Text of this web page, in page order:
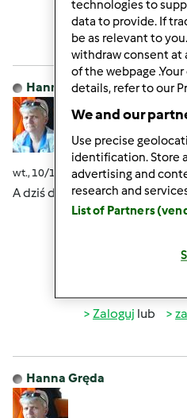
Zalogujlub
Hanna Gręda
wt., 10/13/2015 - 18:11
A dziś deszczowo Was witam
Zaloguj lub
Hanna Gręda
technologies to
data to provide. If
be as relevant to
withdraw consent at
of the webpage
details, refer to our
We and our
Use precise
identification. Store
advertising and
research and
List of Partners